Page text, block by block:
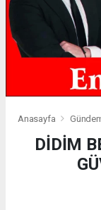
Anasayfa
DİDİM